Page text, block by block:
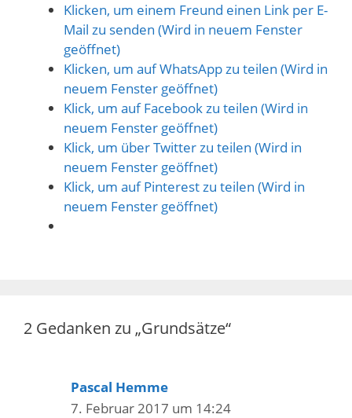
Klicken, um einem Freund einen Link per E-
Mail zu senden (Wird in neuem Fenster
geöffnet)
Klicken, um auf WhatsApp zu teilen (Wird in
neuem Fenster geöffnet)
Klick, um auf Facebook zu teilen (Wird in
neuem Fenster geöffnet)
Klick, um über Twitter zu teilen (Wird in
neuem Fenster geöffnet)
Klick, um auf Pinterest zu teilen (Wird in
neuem Fenster geöffnet)
2 Gedanken zu „Grundsätze“
Pascal Hemme
7. Februar 2017 um 14:24